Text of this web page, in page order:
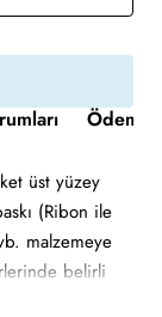
Ödeme
üst yüzey
(Ribon ile
malzemeye
belirli